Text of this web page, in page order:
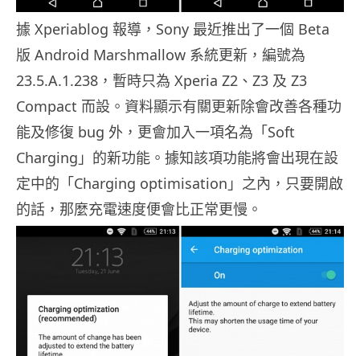
據 Xperiablog 報導，Sony 最近推出了一個 Beta
版 Android Marshmallow 系統更新，編號為
23.5.A.1.238，暫時只為 Xperia Z2、Z3 及 Z3
Compact 而設。資料顯示有關更新除會改善各種功
能及修復 bug 外，更會加入一項名為「Soft
Charging」的新功能。據知該項功能將會出現在設
定中的「Charging optimisation」之內，只要開啟
的話，那麼充電速度便會比正常更慢。